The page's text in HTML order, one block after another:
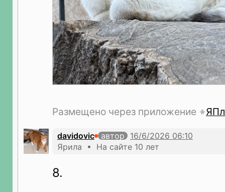
Размещено через приложение
davidovic
автор
Ярила • На сайте 10 лет
8.